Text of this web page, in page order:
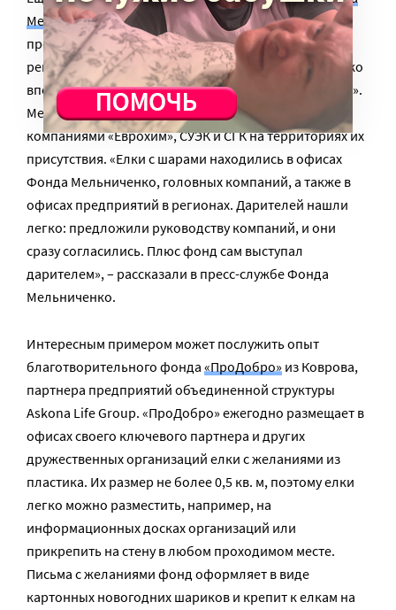
Мельниченко, который занимается развитием
промышленных городов и территорий в разных
регионах России. В прошлом году Фонд Мельниченко
впервые провел новогоднюю акцию «Елка желаний».
Мероприятие было организовано в партнерстве с
компаниями «Еврохим», СУЭК и СГК на территориях их
присутствия. «Елки с шарами находились в офисах
Фонда Мельниченко, головных компаний, а также в
офисах предприятий в регионах. Дарителей нашли
легко: предложили руководству компаний, и они
сразу согласились. Плюс фонд сам выступал
дарителем», – рассказали в пресс-службе Фонда
Мельниченко.
Интересным примером может послужить опыт
благотворительного фонда «ПроДобро» из Коврова,
партнера предприятий объединенной структуры
Askona Life Group. «ПроДобро» ежегодно размещает в
офисах своего ключевого партнера и других
дружественных организаций елки с желаниями из
пластика. Их размер не более 0,5 кв. м, поэтому елки
легко можно разместить, например, на
информационных досках организаций или
прикрепить на стену в любом проходимом месте.
Письма с желаниями фонд оформляет в виде
картонных новогодних шариков и крепит к елкам на